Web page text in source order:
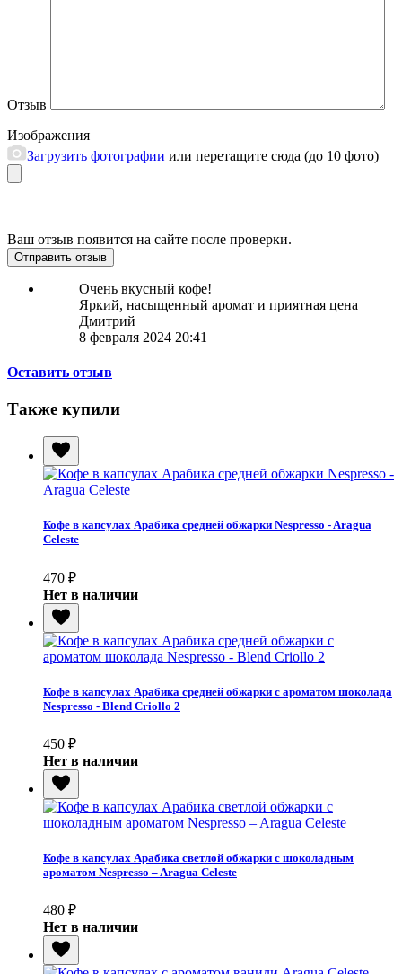
Отзыв
Изображения
Загрузить фотографии или перетащите сюда (до 10 фото)
Ваш отзыв появится на сайте после проверки.
Отправить отзыв
Очень вкусный кофе!
Яркий, насыщенный аромат и приятная цена
Дмитрий
8 февраля 2024 20:41
Оставить отзыв
Также купили
Кофе в капсулах Арабика средней обжарки Nespresso - Aragua
Celeste
470 ₽
Нет в наличии
Кофе в капсулах Арабика средней обжарки с ароматом шоколада
Nespresso - Blend Criollo 2
450 ₽
Нет в наличии
Кофе в капсулах Арабика светлой обжарки с шоколадным
ароматом Nespresso – Aragua Celeste
480 ₽
Нет в наличии